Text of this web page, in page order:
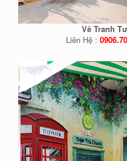
Vẽ Tranh
Liên Hệ :